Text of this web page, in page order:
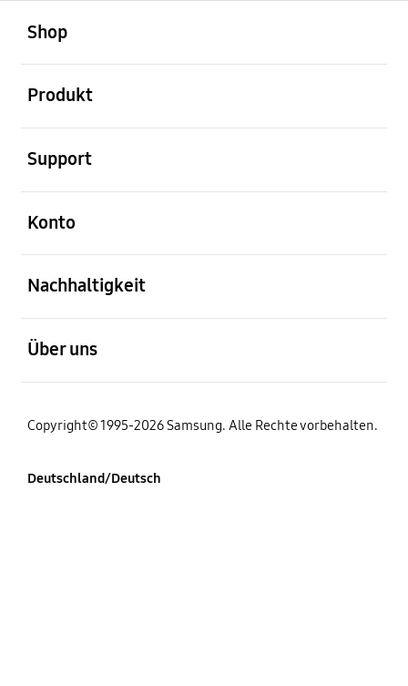
Shop
Produkt
Support
Konto
Nachhaltigkeit
Über uns
Copyright© 1995-2026 Samsung. Alle Rechte vorbehalten.
Deutschland/Deutsch